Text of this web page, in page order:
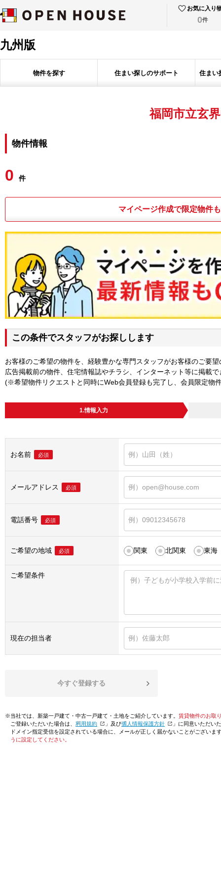
お気に入り
0件
九州版
物件を探す 住まい探しのサポート 住まい
福岡市立玄
物件情報
0 件
マイページ作成で限定物件
この条件でスタッフがお探しします
お客様のご希望の物件を、経験豊かな専門スタッフがお客様のご要望
広告掲載前の物件、住宅情報誌やチラシ、インターネット等に掲載
(※希望物件リクエストと同時にWeb会員登録も完了し、会員限定物
1.情報入力
お名前 必須
メールアドレス 必須
電話番号 必須
ご希望の地域 必須 関東 北関東 東海
ご希望条件
現在の担当者
今すぐ登録する
※当社では、新築一戸建て・中古一戸建て・土地をご紹介しています。 賃貸物件のお取
ご登録いただいた場合は、「利用規約 」及び「個人情報保護方針
」に同意いただい
ドメイン指定受信を設定されている場合に、メールが正しく届かないことがございます
うに設定してください。